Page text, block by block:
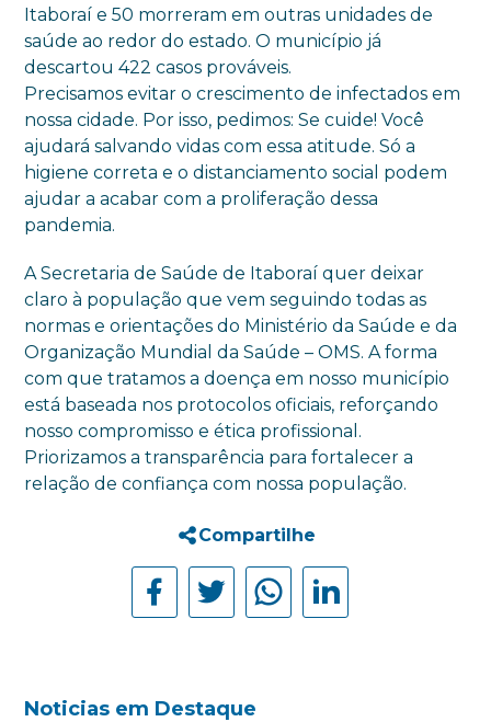
Itaboraí e 50 morreram em outras unidades de
saúde ao redor do estado. O município já
descartou 422 casos prováveis.
Precisamos evitar o crescimento de infectados em
nossa cidade. Por isso, pedimos: Se cuide! Você
ajudará salvando vidas com essa atitude. Só a
higiene correta e o distanciamento social podem
ajudar a acabar com a proliferação dessa
pandemia.
A Secretaria de Saúde de Itaboraí quer deixar
claro à população que vem seguindo todas as
normas e orientações do Ministério da Saúde e da
Organização Mundial da Saúde – OMS. A forma
com que tratamos a doença em nosso município
está baseada nos protocolos oficiais, reforçando
nosso compromisso e ética profissional.
Priorizamos a transparência para fortalecer a
relação de confiança com nossa população.
Compartilhe
Noticias em Destaque